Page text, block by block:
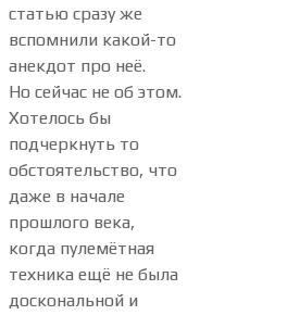
статью сразу же
вспомнили какой-то
анекдот про неё.
Но сейчас не об этом.
Хотелось бы
подчеркнуть то
обстоятельство, что
даже в начале
прошлого века,
когда пулемётная
техника ещё не была
доскональной и